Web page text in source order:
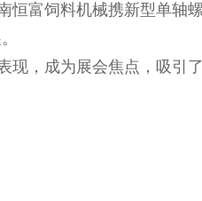
富饲料机械携新型单轴
，成为展会焦点，吸引